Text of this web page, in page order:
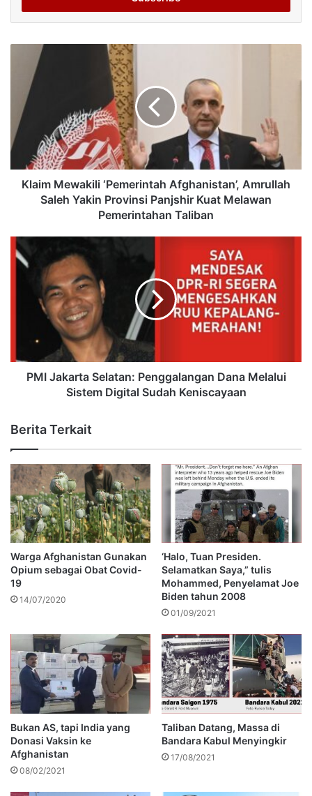
Klaim Mewakili ‘Pemerintah Afghanistan’, Amrullah
Saleh Yakin Provinsi Panjshir Kuat Melawan
Pemerintahan Taliban
PMI Jakarta Selatan: Penggalangan Dana Melalui
Sistem Digital Sudah Keniscayaan
Berita Terkait
Warga Afghanistan Gunakan
Opium sebagai Obat Covid-
19
14/07/2020
‘Halo, Tuan Presiden.
Selamatkan Saya,” tulis
Mohammed, Penyelamat Joe
Biden tahun 2008
01/09/2021
Bukan AS, tapi India yang
Donasi Vaksin ke
Afghanistan
08/02/2021
Taliban Datang, Massa di
Bandara Kabul Menyingkir
17/08/2021